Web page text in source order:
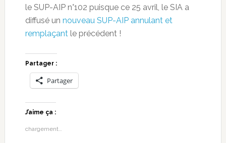
le SUP-AIP n°102 puisque ce 25 avril, le SIA a
diffusé un nouveau SUP-AIP annulant et
remplaçantle précédent !
Partager :
Partager
J’aime ça :
chargement…